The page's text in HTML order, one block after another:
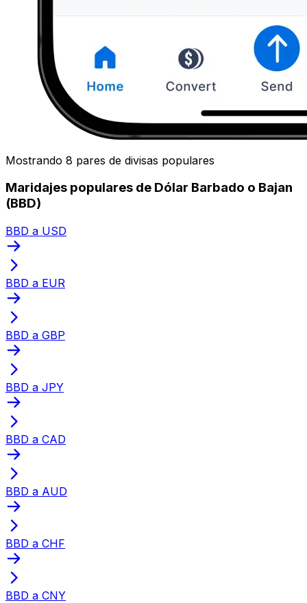
Mostrando 8 pares de divisas populares
Maridajes populares de Dólar Barbado o Bajan
(BBD)
BBD a USD
BBD a EUR
BBD a GBP
BBD a JPY
BBD a CAD
BBD a AUD
BBD a CHF
BBD a CNY